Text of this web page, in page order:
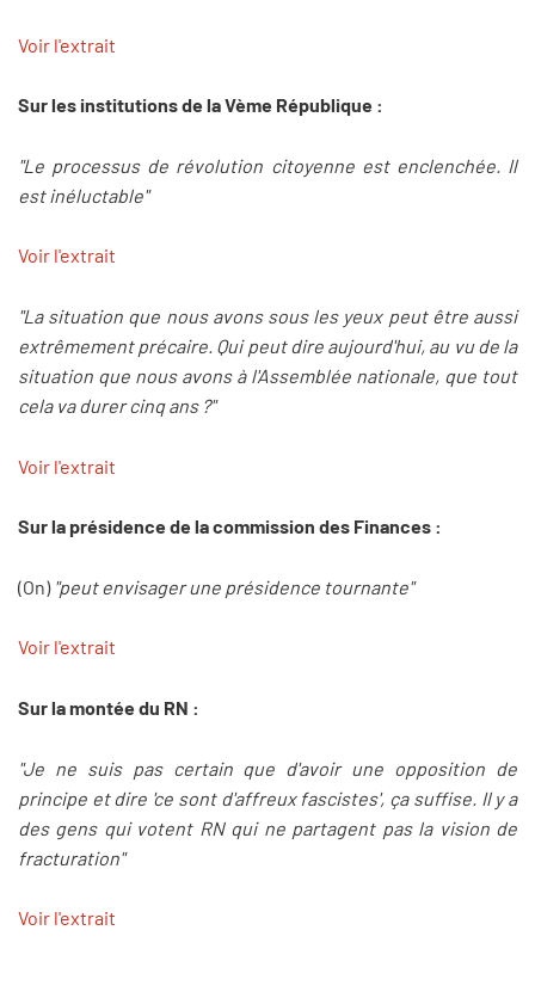
Voir l'extrait
Sur les institutions de la Vème République :
"Le processus de révolution citoyenne est enclenchée. Il
est inéluctable"
Voir l'extrait
"La situation que nous avons sous les yeux peut être aussi
extrêmement précaire. Qui peut dire aujourd'hui, au vu de la
situation que nous avons à l'Assemblée nationale, que tout
cela va durer cinq ans ?"
Voir l'extrait
Sur la présidence de la commission des Finances :
(On)"peut envisager une présidence tournante"
Voir l'extrait
Sur la montée du RN :
"Je ne suis pas certain que d'avoir une opposition de
principe et dire 'ce sont d'affreux fascistes', ça suffise. Il y a
des gens qui votent RN qui ne partagent pas la vision de
fracturation"
Voir l'extrait